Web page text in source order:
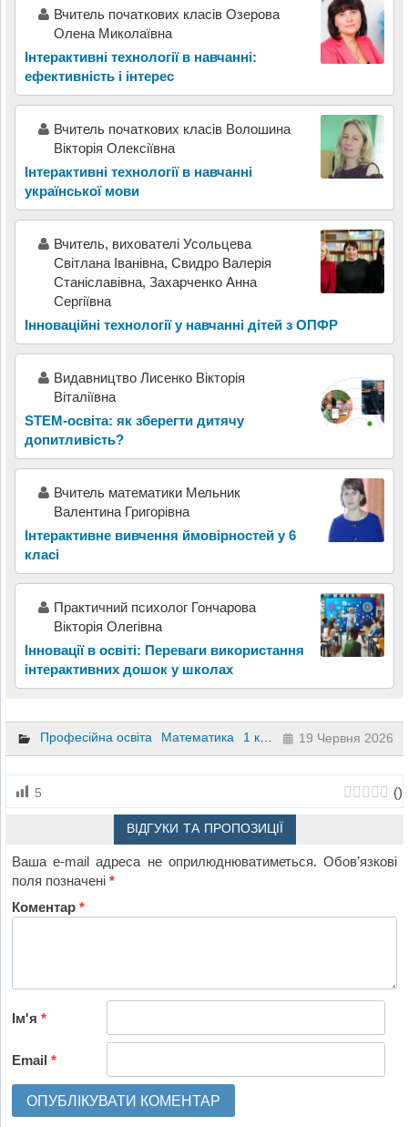
Вчитель початкових класів Озерова
Олена Миколаївна
Інтерактивні технології в навчанні:
ефективність і інтерес
Вчитель початкових класів Волошина
Вікторія Олексіївна
Інтерактивні технології в навчанні
української мови
Вчитель, вихователі Усольцева
Світлана Іванівна, Свидро Валерія
Станіславівна, Захарченко Анна
Сергіївна
Інноваційні технології у навчанні дітей з ОПФР
Видавництво Лисенко Вікторія
Віталіївна
STEM-освіта: як зберегти дитячу
допитливість?
Вчитель математики Мельник
Валентина Григорівна
Інтерактивне вивчення ймовірностей у 6
класі
Практичний психолог Гончарова
Вікторія Олегівна
Інновації в освіті: Переваги використання
інтерактивних дошок у школах
Професійна освіта Математика 1 клас 2 клас 3 клас 4
19 Червня 2026
5 ()
ВІДГУКИ ТА ПРОПОЗИЦІЇ
Ваша e-mail адреса не оприлюднюватиметься. Обов’язкові
поля позначені*
Коментар*
Ім'я*
Email*